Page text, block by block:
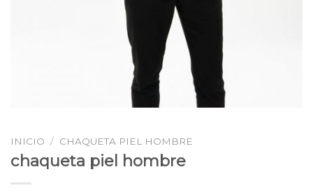
INICIO / CHAQUETA PIEL HOMBRE
chaqueta piel hombre